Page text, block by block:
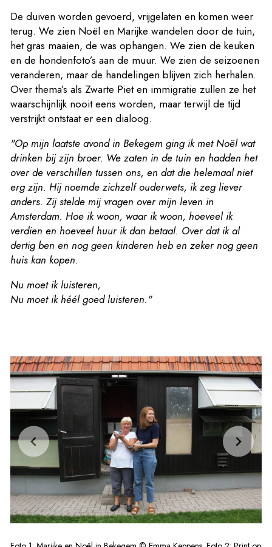
De duiven worden gevoerd, vrijgelaten en komen weer
terug. We zien Noël en Marijke wandelen door de tuin,
het gras maaien, de was ophangen. We zien de keuken
en de hondenfoto’s aan de muur. We zien de seizoenen
veranderen, maar de handelingen blijven zich herhalen.
Over thema’s als Zwarte Piet en immigratie zullen ze het
waarschijnlijk nooit eens worden, maar terwijl de tijd
verstrijkt ontstaat er een dialoog.
"Op mijn laatste avond in Bekegem ging ik met Noël wat
drinken bij zijn broer. We zaten in de tuin en hadden het
over de verschillen tussen ons, en dat die helemaal niet
erg zijn. Hij noemde zichzelf ouderwets, ik zeg liever
anders. Zij stelde mij vragen over mijn leven in
Amsterdam. Hoe ik woon, waar ik woon, hoeveel ik
verdien en hoeveel huur ik dan betaal. Over dat ik al
dertig ben en nog geen kinderen heb en zeker nog geen
huis kan kopen.
Nu moet ik luisteren,
Nu moet ik héél goed luisteren."